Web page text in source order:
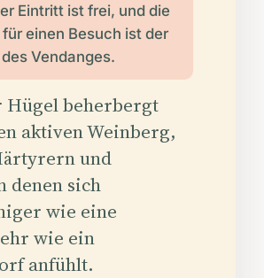
Eintritt ist frei, und die
einen Besuch ist der
Vendanges.
Hügel beherbergt
aktiven Weinberg,
und
denen sich
wie eine
wie ein
anfühlt.